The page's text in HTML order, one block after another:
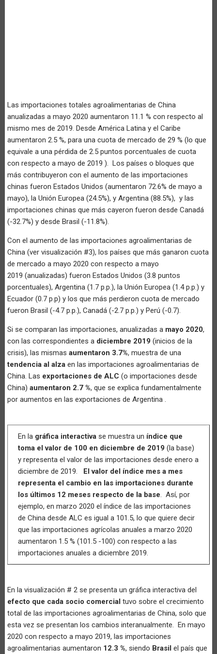
Las importaciones totales agroalimentarias de China
anualizadas a mayo 2020 aumentaron 11.1 % con respecto al
mismo mes de 2019. Desde América Latina y el Caribe
aumentaron 2.5 %, para una cuota de mercado de 29 % (lo que
equivale a una pérdida de 2.5 puntos porcentuales de cuota
con respecto a mayo de 2019 ). Los países o bloques que
más contribuyeron con el aumento de las importaciones
chinas fueron Estados Unidos (aumentaron 72.6% de mayo a
mayo), la Unión Europea (24.5%), y Argentina (88.5%), y las
importaciones chinas que más cayeron fueron desde Canadá
(-32.7%) y desde Brasil (-11.8%).
Con el aumento de las importaciones agroalimentarias de
China (ver visualización #3), los países que más ganaron cuota
de mercado a mayo 2020 con respecto a mayo
2019 (anualizadas) fueron Estados Unidos (3.8 puntos
porcentuales), Argentina (1.7 p.p.), la Unión Europea (1.4 p.p.) y
Ecuador (0.7 p.p) y los que más perdieron cuota de mercado
fueron Brasil (-4.7 p.p.), Canadá (-2.7 p.p.) y Perú (-0.7).
Si se comparan las importaciones, anualizadas a mayo 2020,
con las correspondientes a diciembre 2019 (inicios de la
crisis), las mismas aumentaron 3.7%, muestra de una
tendencia al alza en las importaciones agroalimentarias de
China. Las exportaciones de ALC (o importaciones desde
China) aumentaron 2.7 %, que se explica fundamentalmente
por aumentos en las exportaciones de Argentina .
En la gráfica interactiva se muestra un índice que
toma el valor de 100 en diciembre de 2019 (la base)
y representa el valor de las importaciones desde enero a
diciembre de 2019. El valor del índice mes a mes
representa el cambio en las importaciones durante
los últimos 12 meses respecto de la base. Así, por
ejemplo, en marzo 2020 el índice de las importaciones
de China desde ALC es igual a 101.5, lo que quiere decir
que las importaciones agrícolas anuales a marzo 2020
aumentaron 1.5 % (101.5 -100) con respecto a las
importaciones anuales a diciembre 2019.
En la visualización # 2 se presenta un gráfica interactiva del
efecto que cada socio comercial tuvo sobre el crecimiento
total de las importaciones agroalimentarias de China, solo que
esta vez se presentan los cambios interanualmente. En mayo
2020 con respecto a mayo 2019, las importaciones
agroalimentarias aumentaron 12.3 %, siendo Brasil el país que